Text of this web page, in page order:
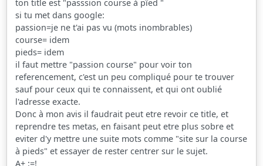
ton title est "passsion course à pîed "
si tu met dans google:
passion=je ne t'ai pas vu (mots inombrables)
course= idem
pieds= idem
il faut mettre "passion course" pour voir ton
referencement, c'est un peu compliqué pour te trouver
sauf pour ceux qui te connaissent, et qui ont oublié
l'adresse exacte.
Donc à mon avis il faudrait peut etre revoir ce title, et
reprendre tes metas, en faisant peut etre plus sobre et
eviter d'y mettre une suite mots comme "site sur la course
à pieds" et essayer de rester centrer sur le sujet.
A+ :=!